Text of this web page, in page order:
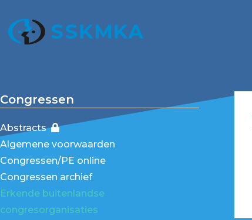
Congressen
Abstracts
Algemene voorwaarden
Congressen/PE online
Congressen archief
Erkende buitenlandse
congresorganisaties